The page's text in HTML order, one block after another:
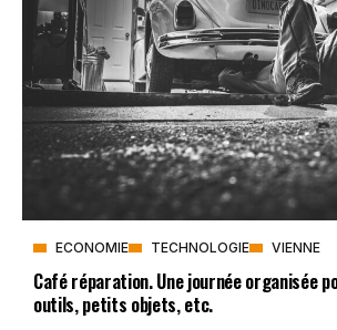
ECONOMIE TECHNOLOGIE VIENNE
Café réparation. Une journée organisée
outils, petits objets, etc.